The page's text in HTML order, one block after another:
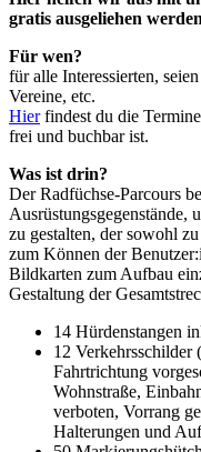
gratis ausgeliehen
Für wen?
für alle Interessierten,
Vereine, etc.
Hierfindest du die
frei und buchbar ist.
Was ist drin?
Der Radfüchse-Parcours
Ausrüstungsgegenstände,
zu gestalten, der sowohl
zum Können der
Bildkarten zum Aufbau
Gestaltung der
14 Hürdenstangen
12 Verkehrsschilder
Fahrtrichtung
Wohnstraße,
verboten, Vorrang
Halterungen und